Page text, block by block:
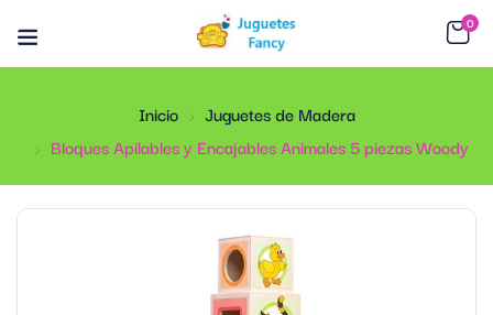
0
Inicio
Juguetes de Madera
Bloques Apilables y Encajables Animales 5 piezas Woody